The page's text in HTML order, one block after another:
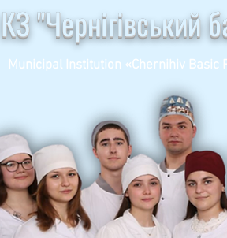
КЗ "Чернігівський
Municipal Institution «Chernihiv Basic